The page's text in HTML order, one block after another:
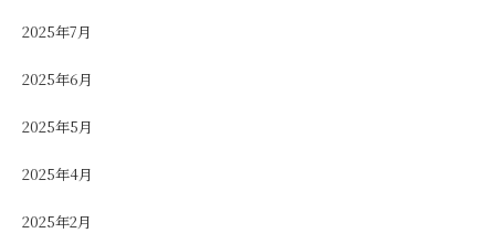
2025年7月
2025年6月
2025年5月
2025年4月
2025年2月